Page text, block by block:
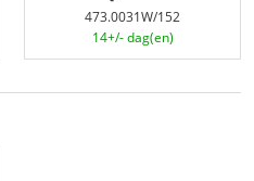
473.0031W/152
14+/- dag(en)